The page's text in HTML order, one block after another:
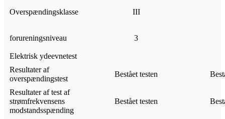
Overspændingsklasse III
forureningsniveau 3
Elektrisk ydeevnetest
Resultater af
overspændingstest
Bestået testen
Resultater af test af
strømfrekvensens
modstandsspænding
Bestået testen